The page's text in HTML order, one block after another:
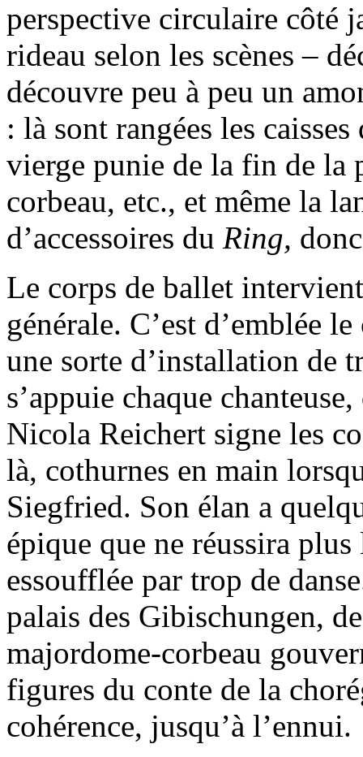
perspective circulaire côté
rideau selon les scènes –
découvre peu à peu un
: là sont rangées les
vierge punie de la fin de la
corbeau, etc., et même la
d’accessoires du Ring,
Le corps de ballet
générale. C’est d’emblée
une sorte d’installation de
s’appuie chaque
Nicola Reichert signe les
là, cothurnes en main
Siegfried. Son élan a
épique que ne réussira
essoufflée par trop de
palais des Gibischungen,
majordome-corbeau
figures du conte de la
cohérence, jusqu’à l’ennui.